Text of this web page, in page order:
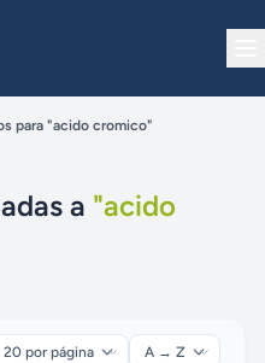
para "acido cromico"
a "acido